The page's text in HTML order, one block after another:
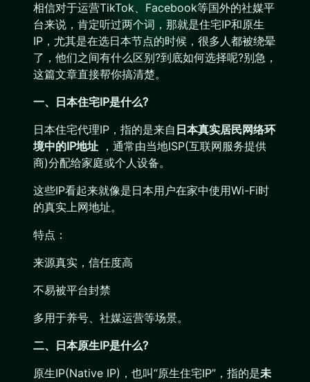
相信对于运营TikTok、Facebook等国外的社媒平
台来说，肯定听过两个词，那就是住宅IP和原生
IP，尤其是在选日本节点的时候，很多人都被绕晕
了，他们之间有什么区别?到底如何选择呢?别急，
这篇文章直接帮你搞清楚。
一、日本住宅IP是什么?
日本住宅代理IP，指的是来自 日本真实居民网络环
境中的IP地址 ，通常由当地ISP(互联网服务提供
商)分配给家庭或个人设备。
这些IP看起来就像是日本用户在家中使用Wi-Fi时
的真实上网地址。
特点：
来源真实，信任度高
不易被平台封禁
多用于养号、社媒运营等场景。
二、日本原生IP是什么?
原生IP(Native IP)，也叫“原生住宅IP”，指的是未